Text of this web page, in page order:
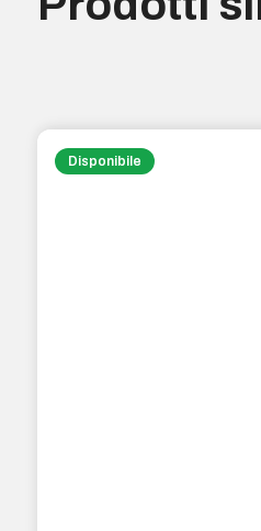
Disponibile